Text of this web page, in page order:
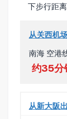
下步行距
从关西机
南海 空港
约35分
从新大阪